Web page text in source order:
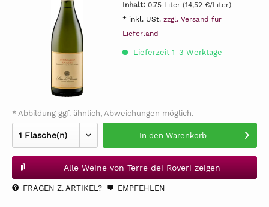
Inhalt: 0.75 Liter (14,52 €/Liter)
* inkl. USt. zzgl. Versand für
Lieferland
Lieferzeit 1-3 Werktage
* Abbildung ggf. ähnlich, Abweichungen möglich.
In den Warenkorb
Alle Weine von Terre dei Roveri zeigen
FRAGEN Z. ARTIKEL? EMPFEHLEN